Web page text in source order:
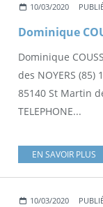
10/03/2020
Dominique
Dominique
des NOYERS
85140 St Martin
TELEPHONE...
EN SAVOIR PLUS
10/03/2020